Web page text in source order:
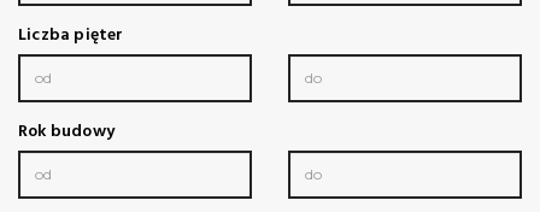
Liczba pięter
Rok budowy